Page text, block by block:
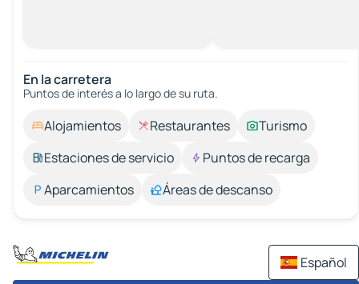
En la carretera
Puntos de interés a lo largo de su ruta.
Alojamientos Restaurantes
Turismo
Estaciones de servicio
Puntos de recarga
Aparcamientos
Áreas de descanso
Español